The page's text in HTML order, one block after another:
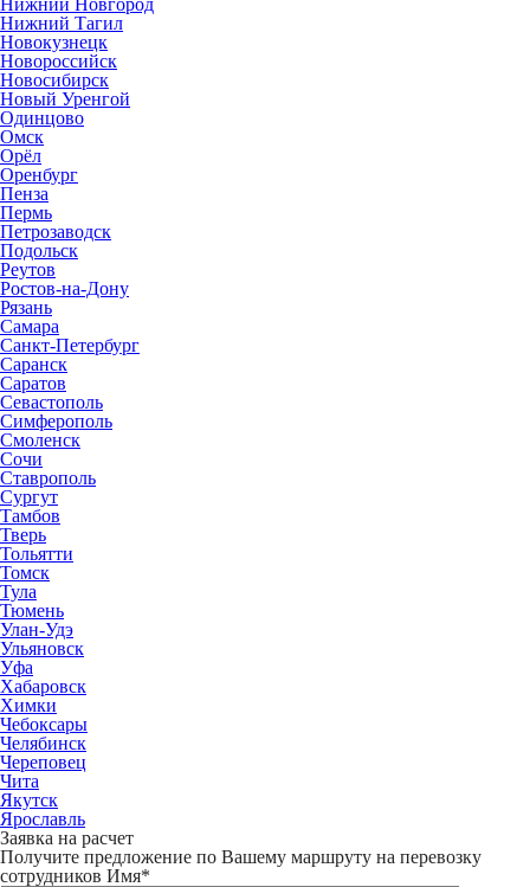
Нижний Тагил
Новокузнецк
Новороссийск
Новосибирск
Новый Уренгой
Одинцово
Омск
Орёл
Оренбург
Пенза
Пермь
Петрозаводск
Подольск
Реутов
Ростов-на-Дону
Рязань
Самара
Санкт-Петербург
Саранск
Саратов
Севастополь
Симферополь
Смоленск
Сочи
Ставрополь
Сургут
Тамбов
Тверь
Тольятти
Томск
Тула
Тюмень
Улан-Удэ
Ульяновск
Уфа
Хабаровск
Химки
Чебоксары
Челябинск
Череповец
Чита
Якутск
Ярославль
Заявка на расчет
Получите предложение по Вашему маршруту на перевозку
сотрудников Имя*